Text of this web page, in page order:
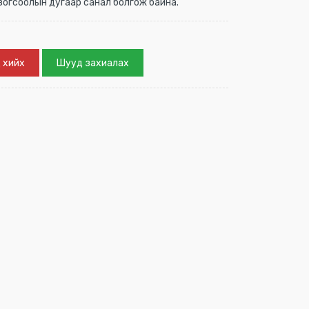
дугаар санал болгож байна.
хийх Шууд захиалах